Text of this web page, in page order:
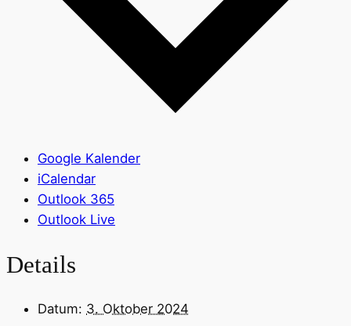
Google Kalender
iCalendar
Outlook 365
Outlook Live
Details
Datum: 3. Oktober 2024